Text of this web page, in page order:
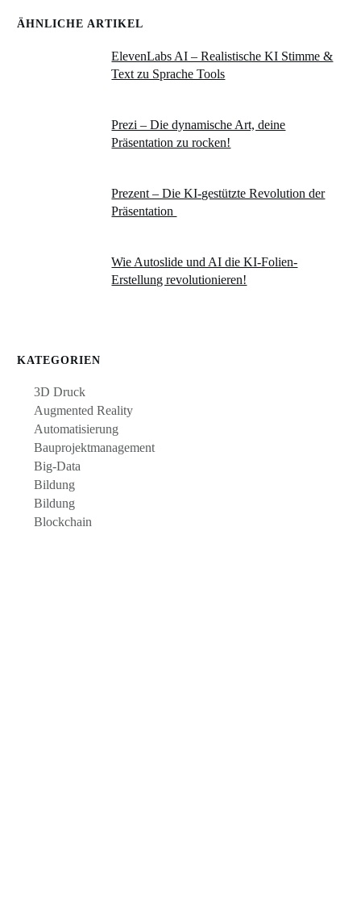
ÄHNLICHE ARTIKEL
ElevenLabs AI – Realistische KI Stimme &
Text zu Sprache Tools
Prezi – Die dynamische Art, deine
Präsentation zu rocken!
Prezent – Die KI-gestützte Revolution der
Präsentation
Wie Autoslide und AI die KI-Folien-
Erstellung revolutionieren!
KATEGORIEN
3D Druck
Augmented Reality
Automatisierung
Bauprojektmanagement
Big-Data
Bildung
Bildung
Blockchain